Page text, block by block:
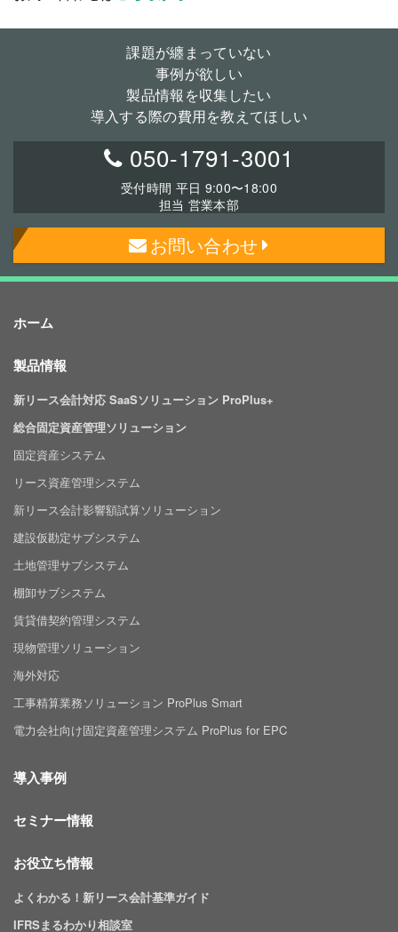
課題が纏まっていない
事例が欲しい
製品情報を収集したい
導入する際の費用を教えてほしい
050-1791-3001
受付時間 平日 9:00〜18:00
担当 営業本部
お問い合わせ
ホーム
製品情報
新リース会計対応 SaaSソリューション ProPlus+
総合固定資産管理ソリューション
固定資産システム
リース資産管理システム
新リース会計影響額試算ソリューション
建設仮勘定サブシステム
土地管理サブシステム
棚卸サブシステム
賃貸借契約管理システム
現物管理ソリューション
海外対応
工事精算業務ソリューション ProPlus Smart
電力会社向け固定資産管理システム ProPlus for EPC
導入事例
セミナー情報
お役立ち情報
よくわかる！新リース会計基準ガイド
IFRSまるわかり相談室